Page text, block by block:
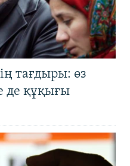
тағдыры: өз
де құқығы